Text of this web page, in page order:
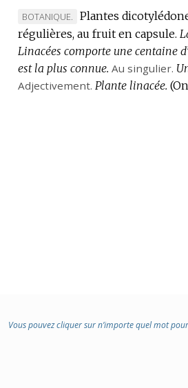
MARQUE
DE
DOMAINE
:
BOTANIQUE.
Plantes
régulières, au fruit en capsule.
Linacées comporte une centaine
est la plus connue. Au singulier.
Adjectivement. Plante linacée.
Vous pouvez cliquer sur n’importe quel mot